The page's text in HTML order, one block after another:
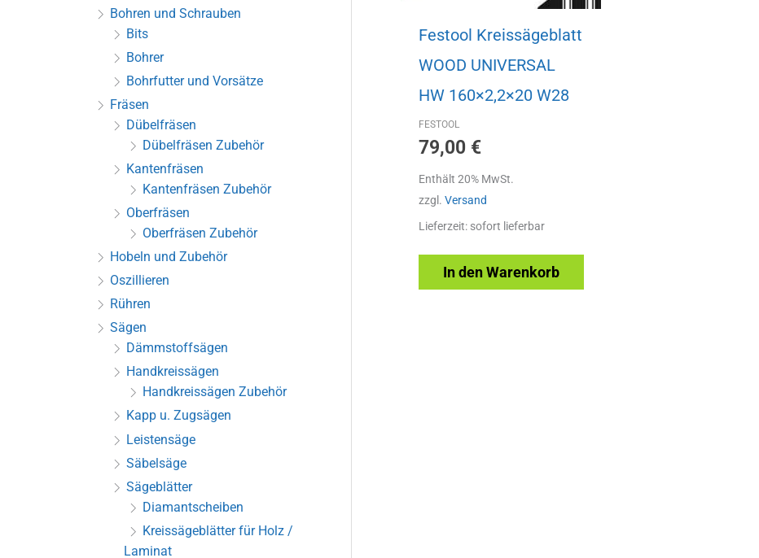
Bohren und Schrauben
Bits
Bohrer
Bohrfutter und Vorsätze
Fräsen
Dübelfräsen
Dübelfräsen Zubehör
Kantenfräsen
Kantenfräsen Zubehör
Oberfräsen
Oberfräsen Zubehör
Hobeln und Zubehör
Oszillieren
Rühren
Sägen
Dämmstoffsägen
Handkreissägen
Handkreissägen Zubehör
Kapp u. Zugsägen
Leistensäge
Säbelsäge
Sägeblätter
Diamantscheiben
Kreissägeblätter für Holz /
Laminat
Festool Kreissägeblatt
WOOD UNIVERSAL
HW 160×2,2×20 W28
FESTOOL
79,00 €
Enthält 20% MwSt.
zzgl. Versand
Lieferzeit: sofort lieferbar
In den Warenkorb